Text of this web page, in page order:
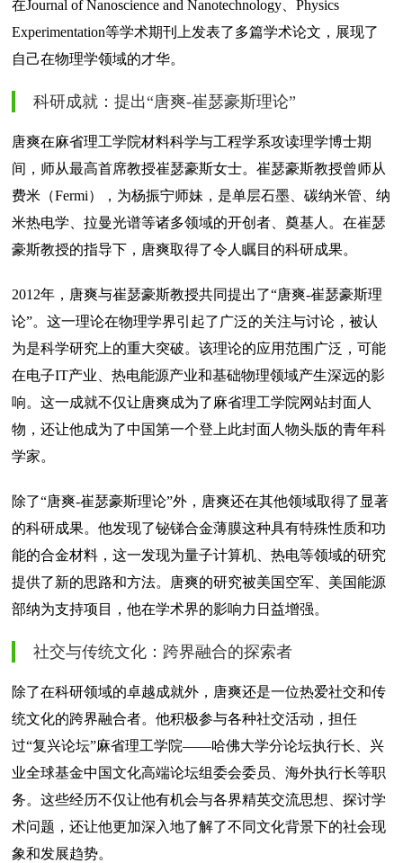
在Journal of Nanoscience and Nanotechnology、Physics
Experimentation等学术期刊上发表了多篇学术论文，展现了
自己在物理学领域的才华。
科研成就：提出“唐爽-崔瑟豪斯理论”
唐爽在麻省理工学院材料科学与工程学系攻读理学博士期
间，师从最高首席教授崔瑟豪斯女士。崔瑟豪斯教授曾师从
费米（Fermi），为杨振宁师妹，是单层石墨、碳纳米管、纳
米热电学、拉曼光谱等诸多领域的开创者、奠基人。在崔瑟
豪斯教授的指导下，唐爽取得了令人瞩目的科研成果。
2012年，唐爽与崔瑟豪斯教授共同提出了“唐爽-崔瑟豪斯理
论”。这一理论在物理学界引起了广泛的关注与讨论，被认
为是科学研究上的重大突破。该理论的应用范围广泛，可能
在电子IT产业、热电能源产业和基础物理领域产生深远的影
响。这一成就不仅让唐爽成为了麻省理工学院网站封面人
物，还让他成为了中国第一个登上此封面人物头版的青年科
学家。
除了“唐爽-崔瑟豪斯理论”外，唐爽还在其他领域取得了显著
的科研成果。他发现了铋锑合金薄膜这种具有特殊性质和功
能的合金材料，这一发现为量子计算机、热电等领域的研究
提供了新的思路和方法。唐爽的研究被美国空军、美国能源
部纳为支持项目，他在学术界的影响力日益增强。
社交与传统文化：跨界融合的探索者
除了在科研领域的卓越成就外，唐爽还是一位热爱社交和传
统文化的跨界融合者。他积极参与各种社交活动，担任
过“复兴论坛”麻省理工学院——哈佛大学分论坛执行长、兴
业全球基金中国文化高端论坛组委会委员、海外执行长等职
务。这些经历不仅让他有机会与各界精英交流思想、探讨学
术问题，还让他更加深入地了解了不同文化背景下的社会现
象和发展趋势。